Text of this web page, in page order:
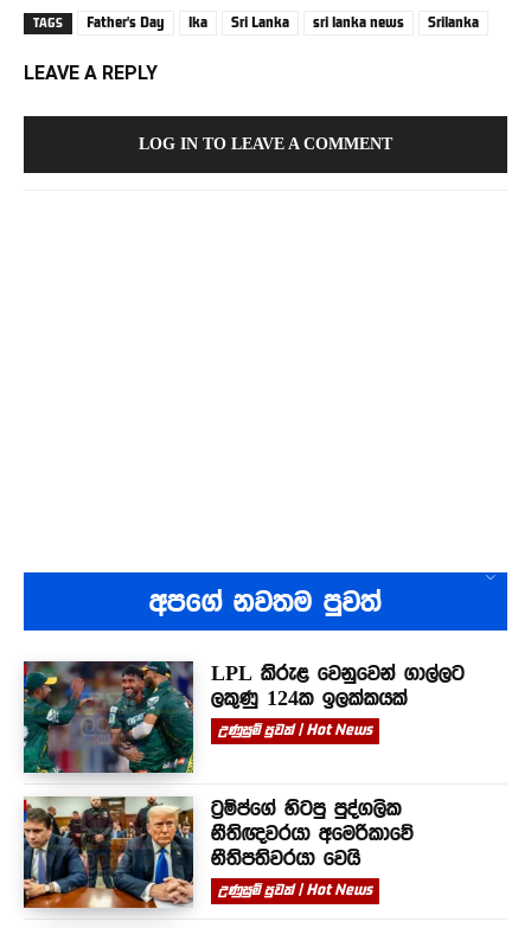
TAGS Father's Day lka Sri Lanka sri lanka news Srilanka
LEAVE A REPLY
LOG IN TO LEAVE A COMMENT
අපගේ නවතම පුවත්
LPL කිරුළ වෙනුවෙන් ගාල්ලට
ලකුණු 124ක ඉලක්කයක්
උණුසුම් පුවත් | Hot News
ට්‍රම්ප්ගේ හිටපු පුද්ගලික
නීතිඥවරයා අමෙරිකාවේ
නීතිපතිවරයා වෙයි
උණුසුම් පුවත් | Hot News